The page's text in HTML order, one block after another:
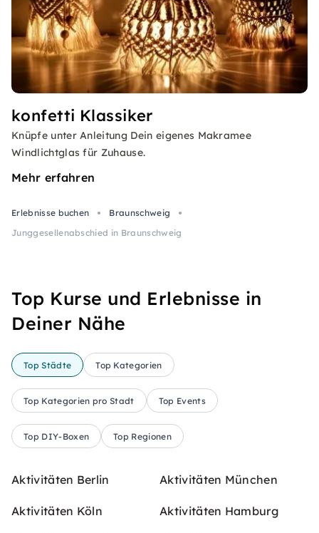
konfetti Klassiker
Knüpfe unter Anleitung Dein eigenes Makramee
Windlichtglas für Zuhause.
Mehr erfahren
Erlebnisse buchen
Braunschweig
Junggesellenabschied in Braunschweig
Top Kurse und Erlebnisse in
Deiner Nähe
Top Städte Top Kategorien
Top Kategorien pro Stadt Top Events
Top DIY-Boxen Top Regionen
Aktivitäten Berlin Aktivitäten München
Aktivitäten Köln Aktivitäten Hamburg